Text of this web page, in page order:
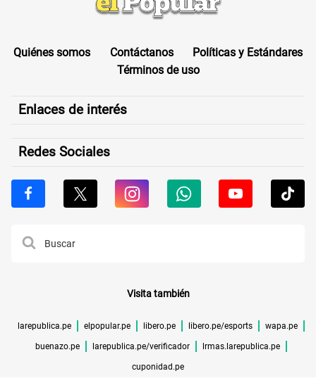
Quiénes somos Contáctanos
Políticas y Estándares
Términos de uso
Enlaces de interés
Redes Sociales
Visita también
larepublica.pe elpopular.pe libero.pe libero.pe/esports wapa.pe
buenazo.pe larepublica.pe/verificador lrmas.larepublica.pe
cuponidad.pe